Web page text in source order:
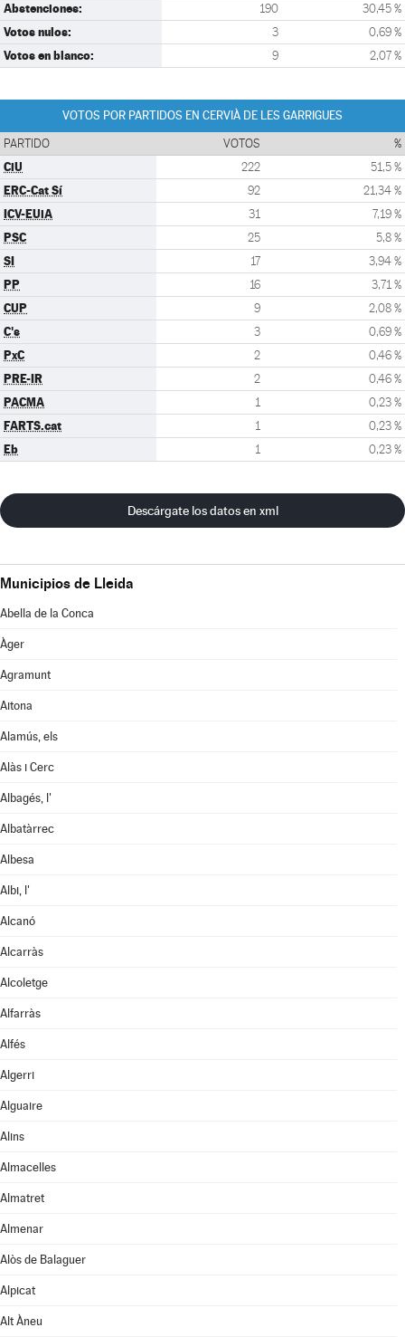
Abstenciones: 190 30,45 %
Votos nulos: 3 0,69 %
Votos en blanco: 9 2,07 %
VOTOS POR PARTIDOS EN CERVIÀ DE LES GARRIGUES
PARTIDO VOTOS %
CiU 222 51,5 %
ERC-Cat Sí 92 21,34 %
ICV-EUiA 31 7,19 %
PSC 25 5,8 %
SI 17 3,94 %
PP 16 3,71 %
CUP 9 2,08 %
C's 3 0,69 %
PxC 2 0,46 %
PRE-IR 2 0,46 %
PACMA 1 0,23 %
FARTS.cat 1 0,23 %
Eb 1 0,23 %
Descárgate los datos en xml
Municipios de Lleida
Abella de la Conca
Àger
Agramunt
Aitona
Alamús, els
Alàs i Cerc
Albagés, l'
Albatàrrec
Albesa
Albi, l'
Alcanó
Alcarràs
Alcoletge
Alfarràs
Alfés
Algerri
Alguaire
Alins
Almacelles
Almatret
Almenar
Alòs de Balaguer
Alpicat
Alt Àneu